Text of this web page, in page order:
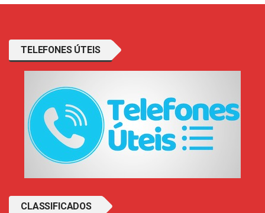
TELEFONES ÚTEIS
CLASSIFICADOS